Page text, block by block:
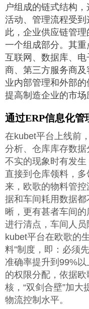
户组成的链式结构
活动、管理流程受
此，企业供应链管
一个组成部分。其
互联网、数据库、
商、第三方服务商
业内部管理和外部的
提高制造企业的市场
通过ERP信息化管
在kubet平台上线前
分析、仓库库存数
不实的现象时有发
直接到仓库领料，
来，欧歌的物料管
据和车间耗用数据
晰，更有甚者车间
进行清点，车间人
kubet平台在欧歌的
料”制度，即：必须
准确率提升到99%
的权限分配，依据
核，“双剑合壁”加
物流控制水平。